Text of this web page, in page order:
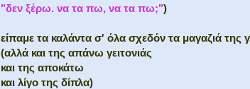
"δεν ξέρω. να τα πω, να τα πω;")
είπαμε τα καλάντα σ' όλα σχεδόν τα μαγαζιά της
(αλλά και της απάνω γειτονιάς
και της αποκάτω
και λίγο της δίπλα)